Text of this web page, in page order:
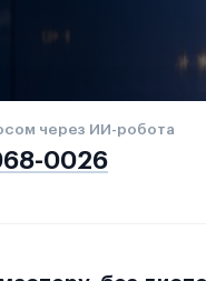
через ИИ-робота
0026